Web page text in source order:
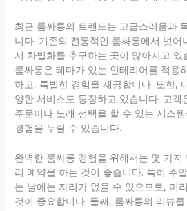
최근 룸싸롱의 트렌드는 고급스러움과
니다. 기존의 전통적인 룸싸롱에서 벗어
서 차별화를 추구하는 곳이 많아지고 있
룸싸롱은 테마가 있는 인테리어를 적용
하고, 특별한 경험을 제공합니다. 또한,
양한 서비스도 등장하고 있습니다. 고객
주문이나 노래 선택을 할 수 있는 시스
경험을 누릴 수 있습니다.
완벽한 룸싸롱 경험을 위해서는 몇 가지
리 예약을 하는 것이 좋습니다. 특히 주
는 날에는 자리가 없을 수 있으므로, 미
것이 중요합니다. 둘째, 룸싸롱의 리뷰